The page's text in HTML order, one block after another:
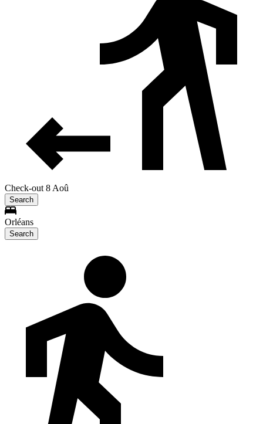
Check-out 8 Aoû
Search
Orléans
Search